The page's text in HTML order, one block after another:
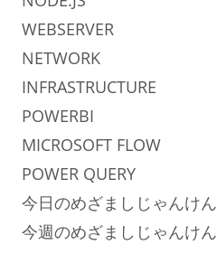
WEBSERVER
NETWORK
INFRASTRUCTURE
POWERBI
MICROSOFT FLOW
POWER QUERY
今日のめざましじゃんけん
今週のめざましじゃんけん